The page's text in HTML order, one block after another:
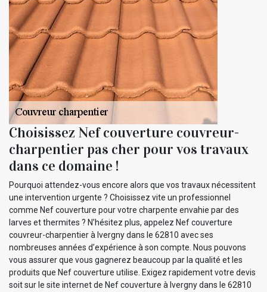
Choisissez Nef couverture couvreur-
charpentier pas cher pour vos travaux
dans ce domaine !
Pourquoi attendez-vous encore alors que vos travaux nécessitent
une intervention urgente ? Choisissez vite un professionnel
comme Nef couverture pour votre charpente envahie par des
larves et thermites ? N’hésitez plus, appelez Nef couverture
couvreur-charpentier à Ivergny dans le 62810 avec ses
nombreuses années d’expérience à son compte. Nous pouvons
vous assurer que vous gagnerez beaucoup par la qualité et les
produits que Nef couverture utilise. Exigez rapidement votre devis
soit sur le site internet de Nef couverture à Ivergny dans le 62810